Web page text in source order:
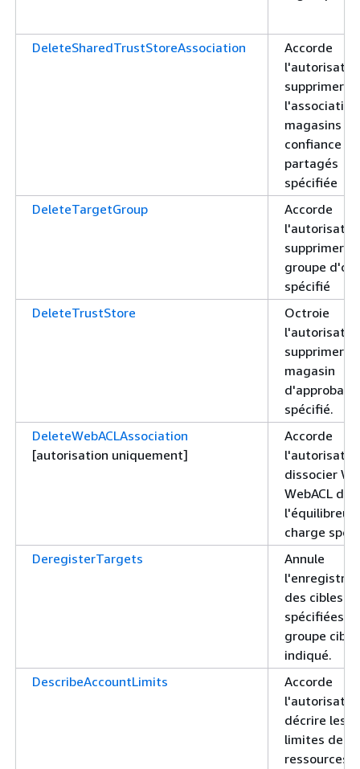
DeleteSharedTrustStoreAssociation
Accorde
supprimer
magasins de
confiance
partagés
spécifiée
DeleteTargetGroup
Accorde
supprimer le
groupe
spécifié
DeleteTrustStore
Octroie
supprimer le
magasin
spécifié.
DeleteWebACLAssociation
[autorisation uniquement]
Accorde
dissocier
WebACL de
l'équilibreur
charge
DeregisterTargets
Annule
des cibles
spécifiées
groupe cible
indiqué.
DescribeAccountLimits
Accorde
décrire les
limites de
ressources